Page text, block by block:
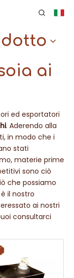
ai
ed esportatori
. Aderendo alla
in modo che i
stati
materie prime
sono ciò
che possiamo
il nostro
ai nostri
consultarci